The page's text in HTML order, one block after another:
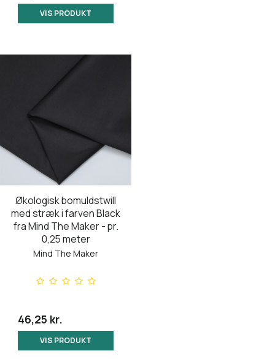
VIS PRODUKT
Økologisk bomuldstwill
med stræk i farven Black
fra Mind The Maker - pr.
0,25 meter
Mind The Maker
46,25 kr.
VIS PRODUKT